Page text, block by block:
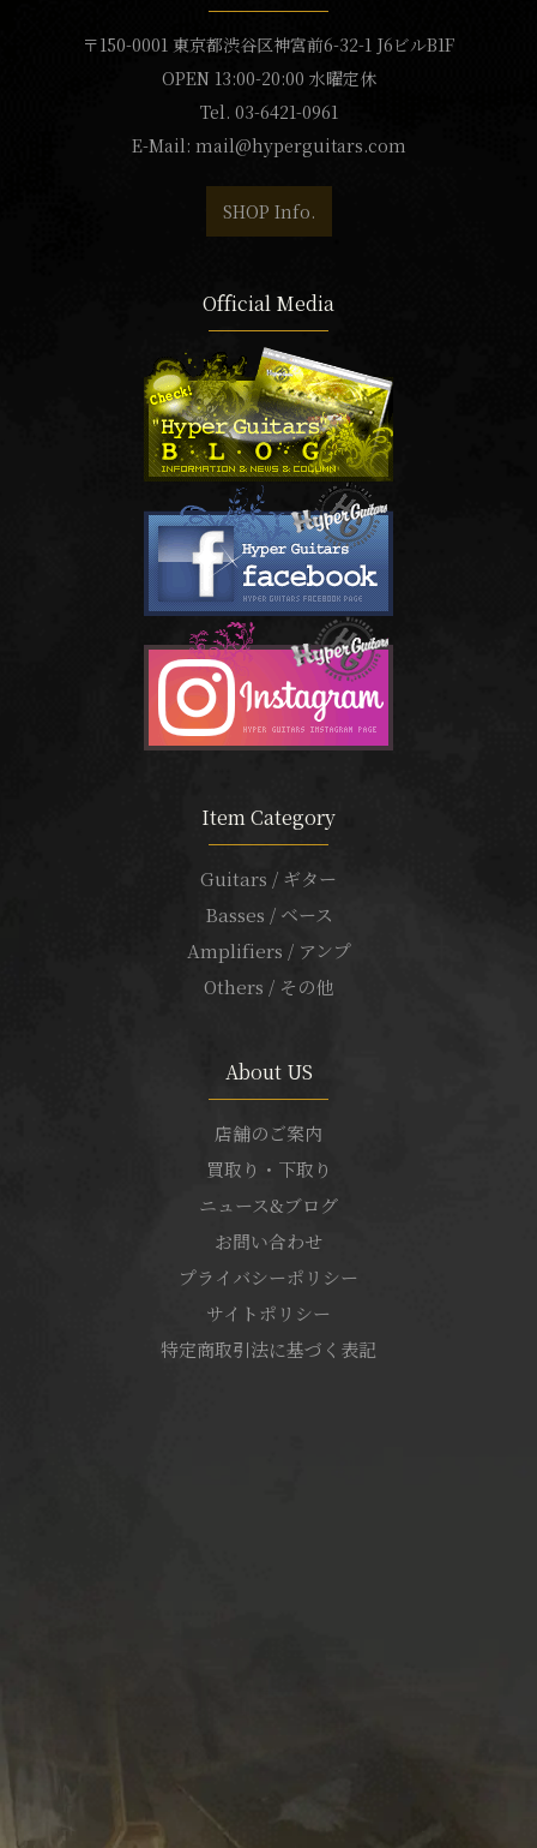
〒150-0001 東京都渋谷区神宮前6-32-1 J6ビルB1F
OPEN 13:00-20:00 水曜定休
Tel. 03-6421-0961
E-Mail: mail@hyperguitars.com
SHOP Info.
Official Media
Item Category
Guitars / ギター
Basses / ベース
Amplifiers / アンプ
Others / その他
About US
店舗のご案内
買取り・下取り
ニュース&ブログ
お問い合わせ
プライバシーポリシー
サイトポリシー
特定商取引法に基づく表記